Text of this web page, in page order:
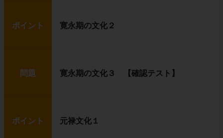
ポイント 寛永期の文化２
問題 寛永期の文化３ 【確認テスト】
ポイント 元禄文化１